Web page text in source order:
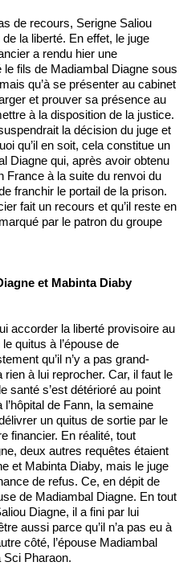
de recours, Serigne Saliou
la liberté. En effet, le juge
a rendu hier une
fils de Madiambal Diagne sous
qu’à se présenter au cabinet
et prouver sa présence au
à la disposition de la justice.
la décision du juge et
qu’il en soit, cela constitue un
Diagne qui, après avoir obtenu
France à la suite du renvoi du
franchir le portail de la prison.
fait un recours et qu’il reste en
par le patron du groupe
et Mabinta Diaby
accorder la liberté provisoire au
quitus à l’épouse de
qu’il n’y a pas grand-
rien à lui reprocher. Car, il faut le
santé s’est détérioré au point
l’hôpital de Fann, la semaine
un quitus de sortie par le
financier. En réalité, tout
deux autres requêtes étaient
et Mabinta Diaby, mais le juge
de refus. Ce, en dépit de
de Madiambal Diagne. En tout
Diagne, il a fini par lui
aussi parce qu’il n’a pas eu à
côté, l’épouse Madiambal
Sci Pharaon.